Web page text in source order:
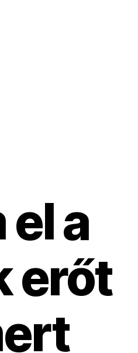
a
erőt